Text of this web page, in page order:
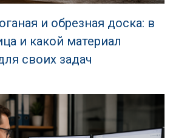
и обрезная доска: в
и какой материал
своих задач